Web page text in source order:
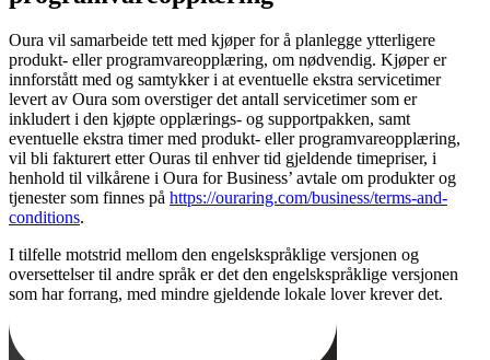
Oura vil samarbeide tett med kjøper for å planlegge ytterligere
produkt- eller programvareopplæring, om nødvendig. Kjøper er
innforstått med og samtykker i at eventuelle ekstra servicetimer
levert av Oura som overstiger det antall servicetimer som er
inkludert i den kjøpte opplærings- og supportpakken, samt
eventuelle ekstra timer med produkt- eller programvareopplæring,
vil bli fakturert etter Ouras til enhver tid gjeldende timepriser, i
henhold til vilkårene i Oura for Business’ avtale om produkter og
tjenester som finnes på https://ouraring.com/business/terms-and-
conditions.
I tilfelle motstrid mellom den engelskspråklige versjonen og
oversettelser til andre språk er det den engelskspråklige versjonen
som har forrang, med mindre gjeldende lokale lover krever det.